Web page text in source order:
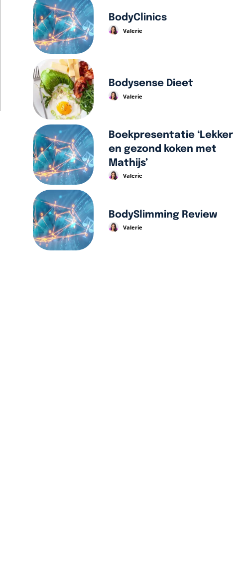
BodyClinics
Valerie
Bodysense Dieet
Valerie
Boekpresentatie ‘Lekker
en gezond koken met
Mathijs’
Valerie
BodySlimming Review
Valerie